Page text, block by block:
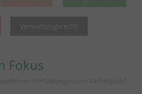
Verwaltungsrecht
Fokus